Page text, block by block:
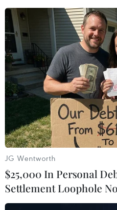
Giảm bớt nỗi lo
vì chữ bác sỹ... quá
21/08/2016 03:17
Người nhà một bệnh nhân
thuốc, chị rất sợ vì chữ bác
đơn thuốc được in rất rõ ràng.
JG Wentworth
$25,000 In Personal
Settlement Loophole